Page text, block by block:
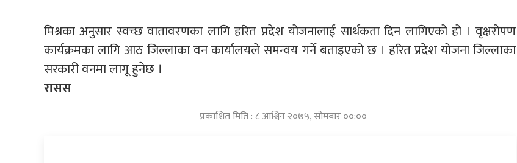
मिश्रका अनुसार स्वच्छ वातावरणका लागि हरित प्रदेश योजनालाई सार्थकता दिन लागिएको हो । वृक्षरोपण
कार्यक्रमका लागि आठ जिल्लाका वन कार्यालयले समन्वय गर्ने बताइएको छ । हरित प्रदेश योजना जिल्लाका
सरकारी वनमा लागू हुनेछ ।
रासस
प्रकाशित मिति : ८ आश्विन २०७५, सोमबार ००:००